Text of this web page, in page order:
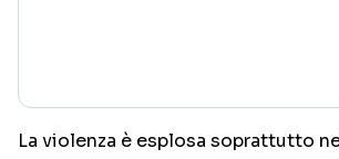
La violenza è esplosa soprattutto